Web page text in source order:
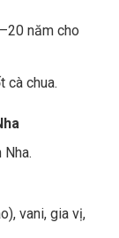
năm cho
cà chua.
Nha.
vani, gia vị,